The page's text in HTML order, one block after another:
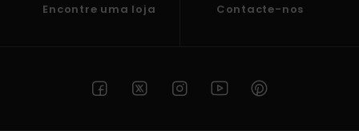
Encontre uma loja Contacte-nos